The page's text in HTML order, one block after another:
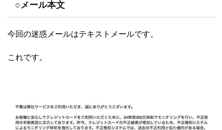
○メール本文
今回の迷惑メールはテキストメールです。
これです。